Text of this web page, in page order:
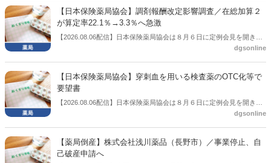
【日本保険薬局協会】調剤報酬改定影響調査／在総加算２
が算定率22.1％→3.3％へ急激
【2026.08.06配信】日本保険薬局協会は８月６日に定例会見を開き、
「令和８年度調剤報酬改定に係る保険薬局への影響」の調査結果を公
3.3％へ大きく低下した。
dgsonline
【日本保険薬局協会】穿刺血を用いる検査薬のOTC化等で
要望書
【2026.08.06配信】日本保険薬局協会は８月６日に定例会見を開き、
「穿刺血を用いる検査薬のOTC化等に関する要望書」を厚生労働省 医
dgsonline
【薬局倒産】株式会社浅川薬品（長野市）／事業停止、自
己破産申請へ